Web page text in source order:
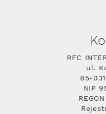
RFC
ul.
85-
NIP